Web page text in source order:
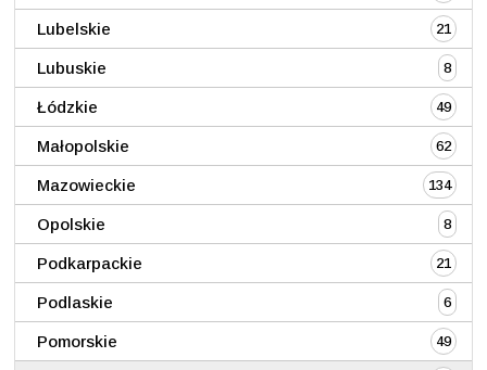
Lubelskie 21
Lubuskie 8
Łódzkie 49
Małopolskie 62
Mazowieckie 134
Opolskie 8
Podkarpackie 21
Podlaskie 6
Pomorskie 49